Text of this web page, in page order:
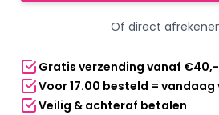
Of direct
Gratis verzending vanaf €40,-
Voor 17.00 besteld = vandaag
Veilig & achteraf betalen